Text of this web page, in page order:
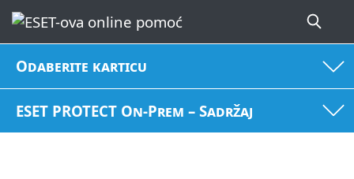
Odaberite karticu
ESET PROTECT On-Prem – Sadržaj